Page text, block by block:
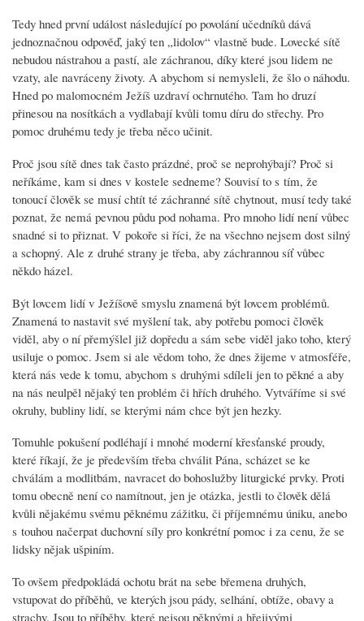
Tedy hned první událost následující po povolání učedníků dává
jednoznačnou odpověď, jaký ten „lidolov“ vlastně bude. Lovecké sítě
nebudou nástrahou a pastí, ale záchranou, díky které jsou lidem ne
vzaty, ale navráceny životy. A abychom si nemysleli, že šlo o náhodu.
Hned po malomocném Ježíš uzdraví ochrnutého. Tam ho druzí
přinesou na nosítkách a vydlabají kvůli tomu díru do střechy. Pro
pomoc druhému tedy je třeba něco učinit.
Proč jsou sítě dnes tak často prázdné, proč se neprohýbají? Proč si
neříkáme, kam si dnes v kostele sedneme? Souvisí to s tím, že
tonoucí člověk se musí chtít té záchranné sítě chytnout, musí tedy také
poznat, že nemá pevnou půdu pod nohama. Pro mnoho lidí není vůbec
snadné si to přiznat. V pokoře si říci, že na všechno nejsem dost silný
a schopný. Ale z druhé strany je třeba, aby záchrannou síť vůbec
někdo házel.
Být lovcem lidí v Ježíšově smyslu znamená být lovcem problémů.
Znamená to nastavit své myšlení tak, aby potřebu pomoci člověk
viděl, aby o ní přemýšlel již dopředu a sám sebe viděl jako toho, který
usiluje o pomoc. Jsem si ale vědom toho, že dnes žijeme v atmosféře,
která nás vede k tomu, abychom s druhými sdíleli jen to pěkné a aby
na nás neulpěl nějaký ten problém či hřích druhého. Vytváříme si své
okruhy, bubliny lidí, se kterými nám chce být jen hezky.
Tomuhle pokušení podléhají i mnohé moderní křesťanské proudy,
které říkají, že je především třeba chválit Pána, scházet se ke
chválám a modlitbám, navracet do bohoslužby liturgické prvky. Proti
tomu obecně není co namítnout, jen je otázka, jestli to člověk dělá
kvůli nějakému svému pěknému zážitku, či příjemnému úniku, anebo
s touhou načerpat duchovní síly pro konkrétní pomoc i za cenu, že se
lidsky nějak ušpiním.
To ovšem předpokládá ochotu brát na sebe břemena druhých,
vstupovat do příběhů, ve kterých jsou pády, selhání, obtíže, obavy a
strachy. Jsou to příběhy, které nejsou pěknými a hřejivými